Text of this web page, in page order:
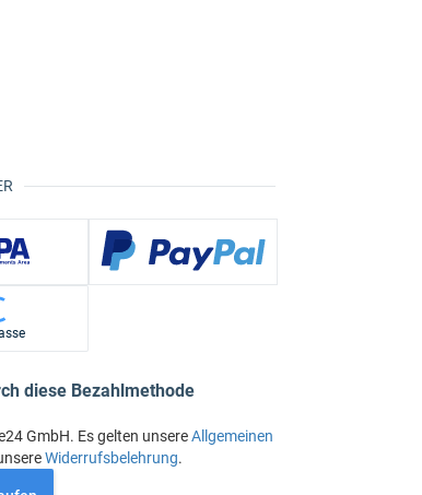
diese Bezahlmethode
GmbH. Es gelten unsereAllgemeinen
Widerrufsbelehrung.